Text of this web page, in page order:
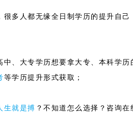
人都无缘全日制学历的提升自己
大专学历想要拿大专、本科学历
等学历提升形式获取；
生就是搏 ？不知道怎么选择？咨询